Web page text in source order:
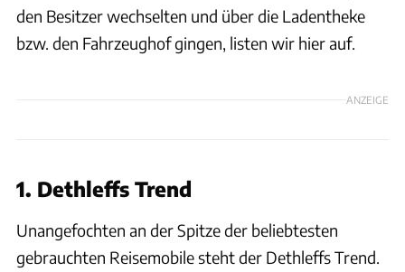
den Besitzer wechselten und über die Ladentheke
bzw. den Fahrzeughof gingen, listen wir hier auf.
ANZEIGE
1. Dethleffs Trend
Unangefochten an der Spitze der beliebtesten
gebrauchten Reisemobile steht der Dethleffs Trend.